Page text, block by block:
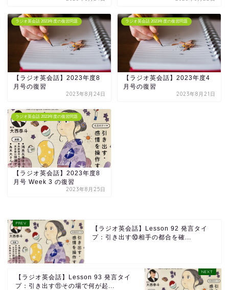
ラジオ英会話 2023年度の復習問題
【ラジオ英会話】2023年度8
月号の復習
2023年8月24日
ラジオ英会話 2023年度の復習問題
【ラジオ英会話】2023年度4
月号の復習
2023年8月21日
ラジオ英会話 2023年度の復習問題
【ラジオ英会話】2023年度8
月号 Week 3 の復習
2023年8月25日
【ラジオ英会話】Lesson 92 発言タイ
プ：引き出す⑩相手の都合を確...
【ラジオ英会話】Lesson 93 発言タイ
プ：引き出す⑪その場で何が起...